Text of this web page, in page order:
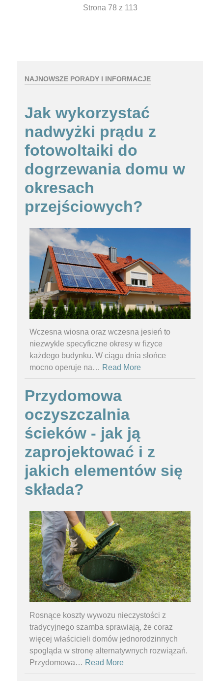
Strona 78 z 113
NAJNOWSZE PORADY I INFORMACJE
Jak wykorzystać
nadwyżki prądu z
fotowoltaiki do
dogrzewania domu w
okresach
przejściowych?
Wczesna wiosna oraz wczesna jesień to
niezwykle specyficzne okresy w fizyce
każdego budynku. W ciągu dnia słońce
mocno operuje na… Read More
Przydomowa
oczyszczalnia
ścieków - jak ją
zaprojektować i z
jakich elementów się
składa?
Rosnące koszty wywozu nieczystości z
tradycyjnego szamba sprawiają, że coraz
więcej właścicieli domów jednorodzinnych
spogląda w stronę alternatywnych rozwiązań.
Przydomowa… Read More